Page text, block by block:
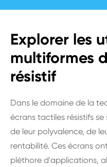
Explorer les
multiformes
résistif
Dans le domaine de la
écrans tactiles résistifs
de leur polyvalence, de
rentabilité. Ces écrans
pléthore d'applications,